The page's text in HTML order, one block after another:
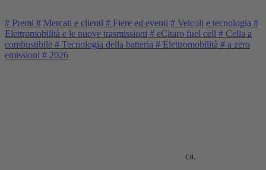
# Premi # Mercati e clienti # Fiere ed eventi # Veicoli e tecnologia #
Elettromobilità e le nuove trasmissioni # eCitaro fuel cell # Cella a
combustibile # Tecnologia della batteria # Elettromobilità # a zero
emissioni # 2026
ca.